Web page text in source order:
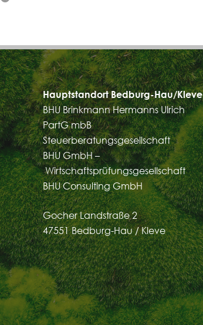
Hauptstandort Bedburg-Hau/Kleve
BHU Brinkmann Hermanns Ulrich
PartG mbB
Steuerberatungsgesellschaft
BHU GmbH –
Wirtschaftsprüfungsgesellschaft
BHU Consulting GmbH
Gocher Landstraße 2
47551 Bedburg-Hau / Kleve